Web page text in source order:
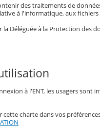
des traitements de
à l'informatique, aux
Déléguée à la Protection des
à l'ENT, les usagers
charte dans vos